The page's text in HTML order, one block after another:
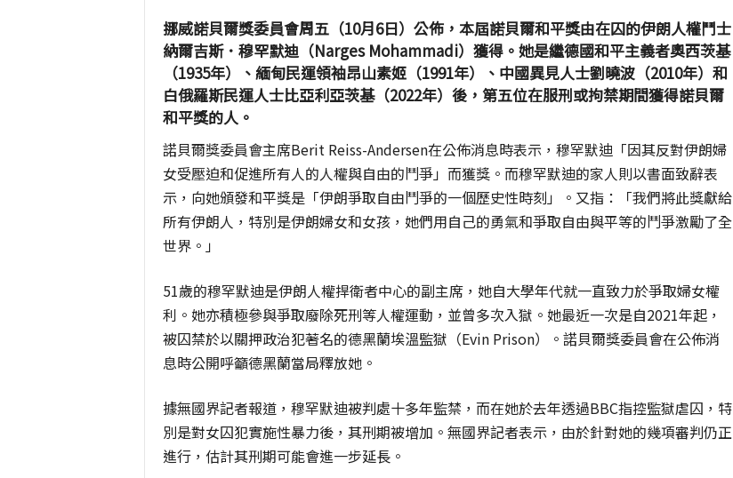
挪威諾貝爾獎委員會周五（10月6日）公佈，本屆諾貝爾和平獎由在囚的伊朗人權鬥士
納爾吉斯．穆罕默迪（Narges Mohammadi）獲得。她是繼德國和平主義者奧西茨基
（1935年）、緬甸民運領袖昂山素姬（1991年）、中國異見人士劉曉波（2010年）和
白俄羅斯民運人士比亞利亞茨基（2022年）後，第五位在服刑或拘禁期間獲得諾貝爾
和平獎的人。
諾貝爾獎委員會主席Berit Reiss-Andersen在公佈消息時表示，穆罕默迪「因其反對伊朗婦
女受壓迫和促進所有人的人權與自由的鬥爭」而獲獎。而穆罕默迪的家人則以書面致辭表
示，向她頒發和平獎是「伊朗爭取自由鬥爭的一個歷史性時刻」。又指：「我們將此獎獻給
所有伊朗人，特別是伊朗婦女和女孩，她們用自己的勇氣和爭取自由與平等的鬥爭激勵了全
世界。」
51歲的穆罕默迪是伊朗人權捍衛者中心的副主席，她自大學年代就一直致力於爭取婦女權
利。她亦積極參與爭取廢除死刑等人權運動，並曾多次入獄。她最近一次是自2021年起，
被囚禁於以關押政治犯著名的德黑蘭埃溫監獄（Evin Prison）。諾貝爾獎委員會在公佈消
息時公開呼籲德黑蘭當局釋放她。
據無國界記者報道，穆罕默迪被判處十多年監禁，而在她於去年透過BBC指控監獄虐囚，特
別是對女囚犯實施性暴力後，其刑期被增加。無國界記者表示，由於針對她的幾項審判仍正
進行，估計其刑期可能會進一步延長。